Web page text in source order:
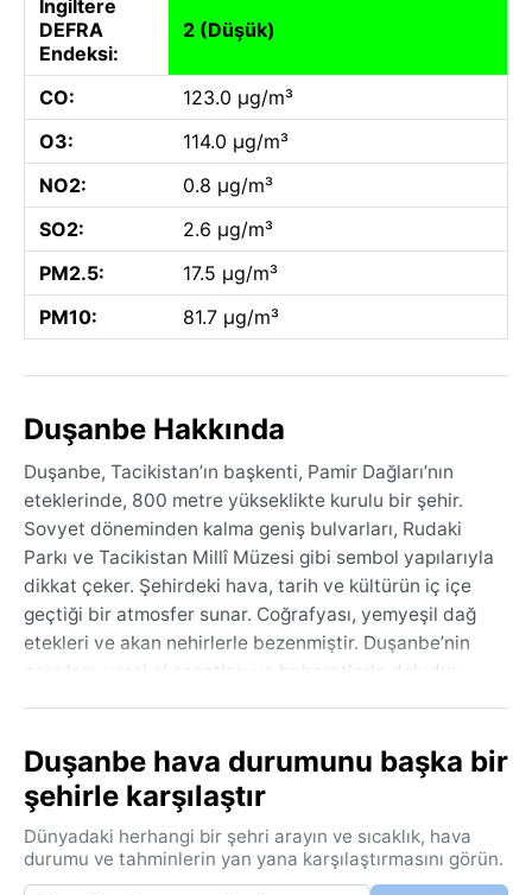
İngiltere
DEFRA
Endeksi:
2 (Düşük)
CO:
123.0 µg/m³
O3:
114.0 µg/m³
NO2:
0.8 µg/m³
SO2:
2.6 µg/m³
PM2.5:
17.5 µg/m³
PM10:
81.7 µg/m³
Duşanbe Hakkında
Duşanbe, Tacikistan’ın başkenti, Pamir Dağları’nın
eteklerinde, 800 metre yükseklikte kurulu bir şehir.
Sovyet döneminden kalma geniş bulvarları, Rudaki
Parkı ve Tacikistan Millî Müzesi gibi sembol yapılarıyla
dikkat çeker. Şehirdeki hava, tarih ve kültürün iç içe
geçtiği bir atmosfer sunar. Coğrafyası, yemyeşil dağ
etekleri ve akan nehirlerle bezenmiştir. Duşanbe’nin
çarşıları, yerel el sanatları ve baharatlarla doludur.
İklimi, Köppen sınıflandırmasına göre BSk (soğuk yarı
35°C’ye ulaşabilir ancak geceler serindir. Kışları
soğuk, kar yağışlı ve rüzgârlıdır; sıcaklık −10°C’ye
kadar düşer. Yağış miktarı düşük olmakla birlikte, en
fazla yağış ilkbahar ve kış aylarında görülür. Nem
oranı yıl boyunca düşüktür. Yaz aylarında hafif
Duşanbe hava durumunu başka bir
şehirle karşılaştır
Dünyadaki herhangi bir şehri arayın ve sıcaklık, hava
durumu ve tahminlerin yan yana karşılaştırmasını görün.